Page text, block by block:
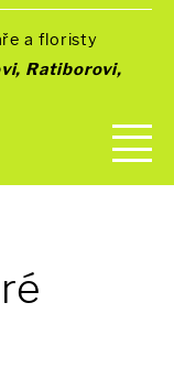
a floristy
Ratiborovi,